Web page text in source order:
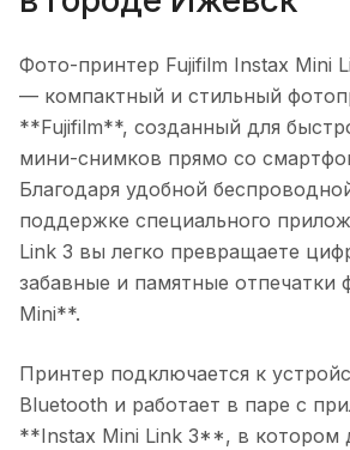
Фото-принтер Fujifilm Instax Mini
— компактный и стильный
**Fujifilm**, созданный для
мини-снимков прямо со
Благодаря удобной
поддержке специального
Link 3 вы легко превращаете
забавные и памятные отпечатки
Mini**.
Принтер подключается к
Bluetooth и работает в паре с
**Instax Mini Link 3**, в котором